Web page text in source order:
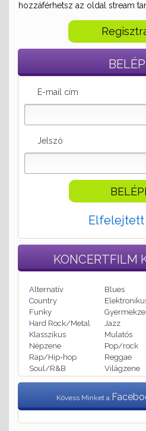
hozzáférhetsz az oldal stream
E-mail cím
Jelszó
Elfelejtett
KONCERTFILM
Alternatív
Blues
Country
Funky
Hard Rock/Metal
Jazz
Klasszikus
Mulatós
Népzene
Pop/rock
Rap/Hip-hop
Reggae
Soul/R&B
Világzene
Kövess Minket a